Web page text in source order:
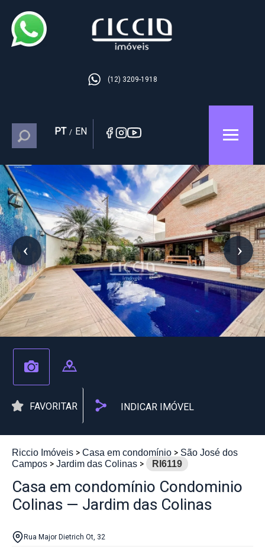
(12) 3209-1918
PT / EN
FAVORITAR INDICAR IMÓVEL
Riccio Imóveis Casa em condomínio
São José dos
Campos
Jardim das Colinas RI6119
Casa em condomínio Condominio
Colinas — Jardim das Colinas
Rua Major Dietrich Ot, 32